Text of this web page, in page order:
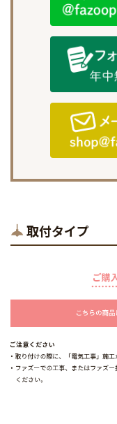
取付タイプ